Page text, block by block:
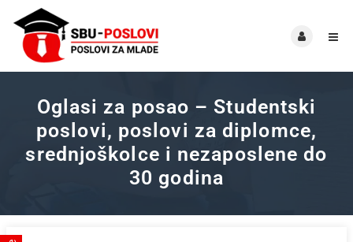
Oglasi za posao – Studentski
poslovi, poslovi za diplomce,
srednjoškolce i nezaposlene do
30 godina